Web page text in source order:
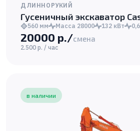
ДЛИННОРУКИЙ
Гусеничный экскаватор
560 мм Масса 28000 132 кВт
20000 р./смена
2.500 р. / час
в наличии